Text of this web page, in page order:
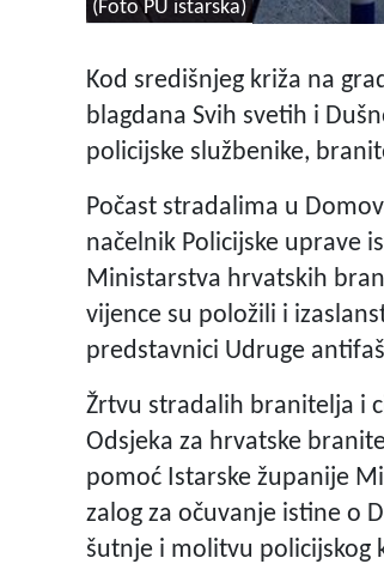
(Foto PU istarska)
Kod središnjeg križa na
blagdana Svih svetih i
policijske službenike,
Počast stradalima u
načelnik Policijske uprave
Ministarstva hrvatskih
vijence su položili i
predstavnici Udruge
Žrtvu stradalih branitelja i
Odsjeka za hrvatske
pomoć Istarske županije
zalog za očuvanje istine o
šutnje i molitvu policijskog